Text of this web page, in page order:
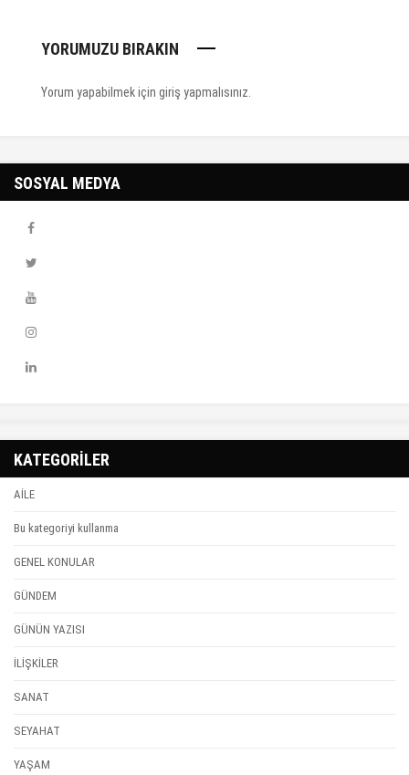
YORUMUZU BIRAKIN
Yorum yapabilmek için giriş yapmalısınız.
SOSYAL MEDYA
KATEGORİLER
AİLE
Bu kategoriyi kullanma
GENEL KONULAR
GÜNDEM
GÜNÜN YAZISI
İLİŞKİLER
SANAT
SEYAHAT
YAŞAM